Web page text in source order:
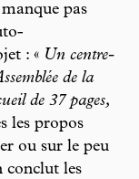
pas
: « Un centre-
de la
de 37 pages,
les propos
ou sur le peu
conclut les